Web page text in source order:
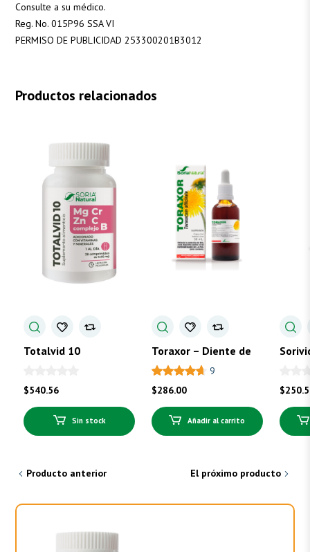
Consulte a su médico.
Reg. No. 015P96 SSA VI
PERMISO DE PUBLICIDAD 253300201B3012
Productos relacionados
Totalvid 10
$540.56
Sin stock
Toraxor – Diente de
león
9
$286.00
Añadir al carrito
$
Producto anterior El próximo producto